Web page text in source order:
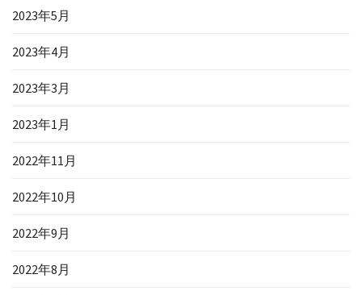
2023年5月
2023年4月
2023年3月
2023年1月
2022年11月
2022年10月
2022年9月
2022年8月